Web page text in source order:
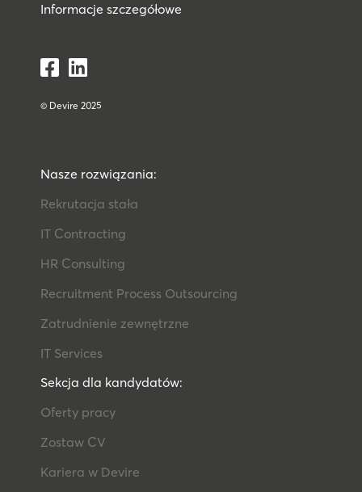
Informacje szczegółowe
© Devire 2025​
Nasze rozwiązania:
Rekrutacja stała
IT Contracting​
HR Consulting​
Recruitment Process Outsourcing​
Zatrudnienie zewnętrzne
IT Services​
Sekcja dla kandydatów:
Oferty pracy
Zostaw CV
Kariera w Devire